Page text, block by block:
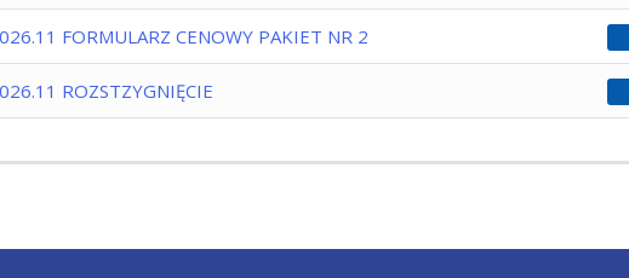
FORMULARZ CENOWY PAKIET NR 2
ROZSTZYGNIĘCIE